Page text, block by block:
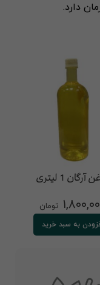
دارد.
1 لیتری
تومان
به سبد خرید